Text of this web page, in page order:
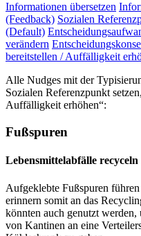
Informationen übersetzen
(Feedback) Sozialen
(Default)
verändern
bereitstellen / Auffälligkeit
Alle Nudges mit der
Sozialen Referenzpunkt
Auffälligkeit erhöhen“:
Fußspuren
Lebensmittelabfälle recyceln
Aufgeklebte Fußspuren
erinnern somit an das
könnten auch genutzt
von Kantinen an eine